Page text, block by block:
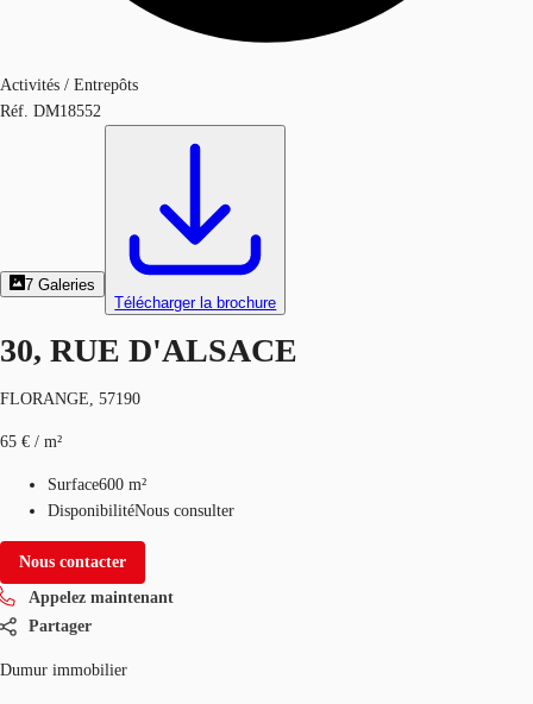
Activités / Entrepôts
Réf. DM18552
7 Galeries
Télécharger la brochure
30, RUE D'ALSACE
FLORANGE, 57190
65 € / m²
Surface600 m²
DisponibilitéNous consulter
Nous contacter
Appelez maintenant
Partager
Dumur immobilier